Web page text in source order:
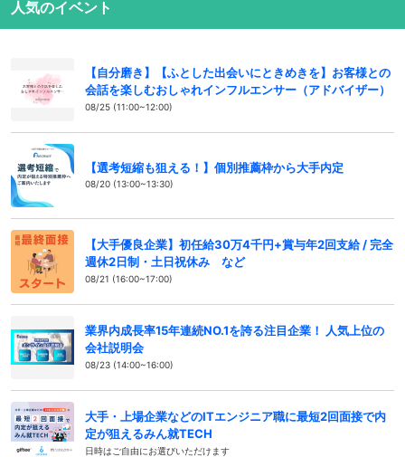
人気のイベント
【自分磨き】【ふとした出会いにときめきを】お客様との
会話を楽しむおしゃれインフルエンサー（アドバイザー）
08/25 (11:00~12:00)
【選考短縮も狙える！】個別推薦枠から大手内定
08/20 (13:00~13:30)
【大手優良企業】初任給30万4千円+賞与年2回支給 / 完全
週休2日制・土日祝休み など
08/21 (16:00~17:00)
業界内成長率15年連続NO.1を誇る注目企業！ 人気上位の
会社説明会
08/23 (14:00~16:00)
大手・上場企業などのITエンジニア職に最短2回面接で内
定が狙えるみん就TECH
日時はご自由にお選びいただけます